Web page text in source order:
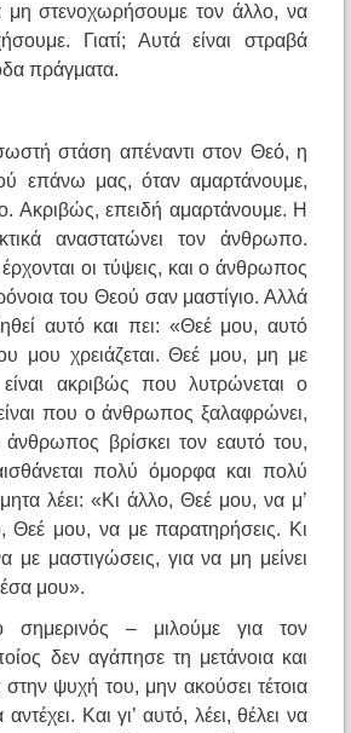
μη στενοχωρήσουμε τον άλλο, να
Γιατί; Αυτά είναι στραβά
πράγματα.
στάση απέναντι στον Θεό, η
επάνω μας, όταν αμαρτάνουμε,
Ακριβώς, επειδή αμαρτάνουμε. Η
αναστατώνει τον άνθρωπο.
οι τύψεις, και ο άνθρωπος
του Θεού σαν μαστίγιο. Αλλά
αυτό και πει: «Θεέ μου, αυτό
μου χρειάζεται. Θεέ μου, μη με
είναι ακριβώς που λυτρώνεται ο
που ο άνθρωπος ξαλαφρώνει,
άνθρωπος βρίσκει τον εαυτό του,
πολύ όμορφα και πολύ
λέει: «Κι άλλο, Θεέ μου, να μ’
Θεέ μου, να με παρατηρήσεις. Κι
με μαστιγώσεις, για να μη μείνει
μου».
– μιλούμε για τον
δεν αγάπησε τη μετάνοια και
στην ψυχή του, μην ακούσει τέτοια
Και γι’ αυτό, λέει, θέλει να